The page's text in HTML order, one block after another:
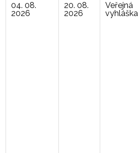
04. 08.
2026
20. 08.
2026
Veřejná
vyhláška